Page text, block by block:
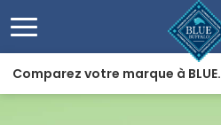
Comparez votre marque à BLUE.